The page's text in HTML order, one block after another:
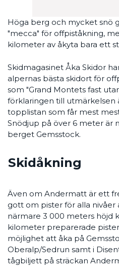
Höga berg och mycket snö
"mecca" för offpiståkning,
kilometer av åkyta bara ett
Skidmagasinet Åka Skidor
alpernas bästa skidort för
som "Grand Montets fast
förklaringen till
topplistan som får mest
Snödjup på över 6 meter är
berget Gemsstock.
Skidåkning
Även om Andermatt är ett
gott om pister för alla nivåer
närmare 3 000 meters höjd
kilometer preparerade
möjlighet att åka på
Oberalp/Sedrun samt i
tågbiljett på sträckan